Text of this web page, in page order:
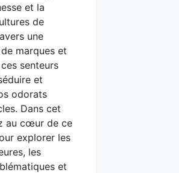
et la
de
une
marques et
senteurs
et
odorats
Dans cet
au cœur de ce
explorer les
les
et